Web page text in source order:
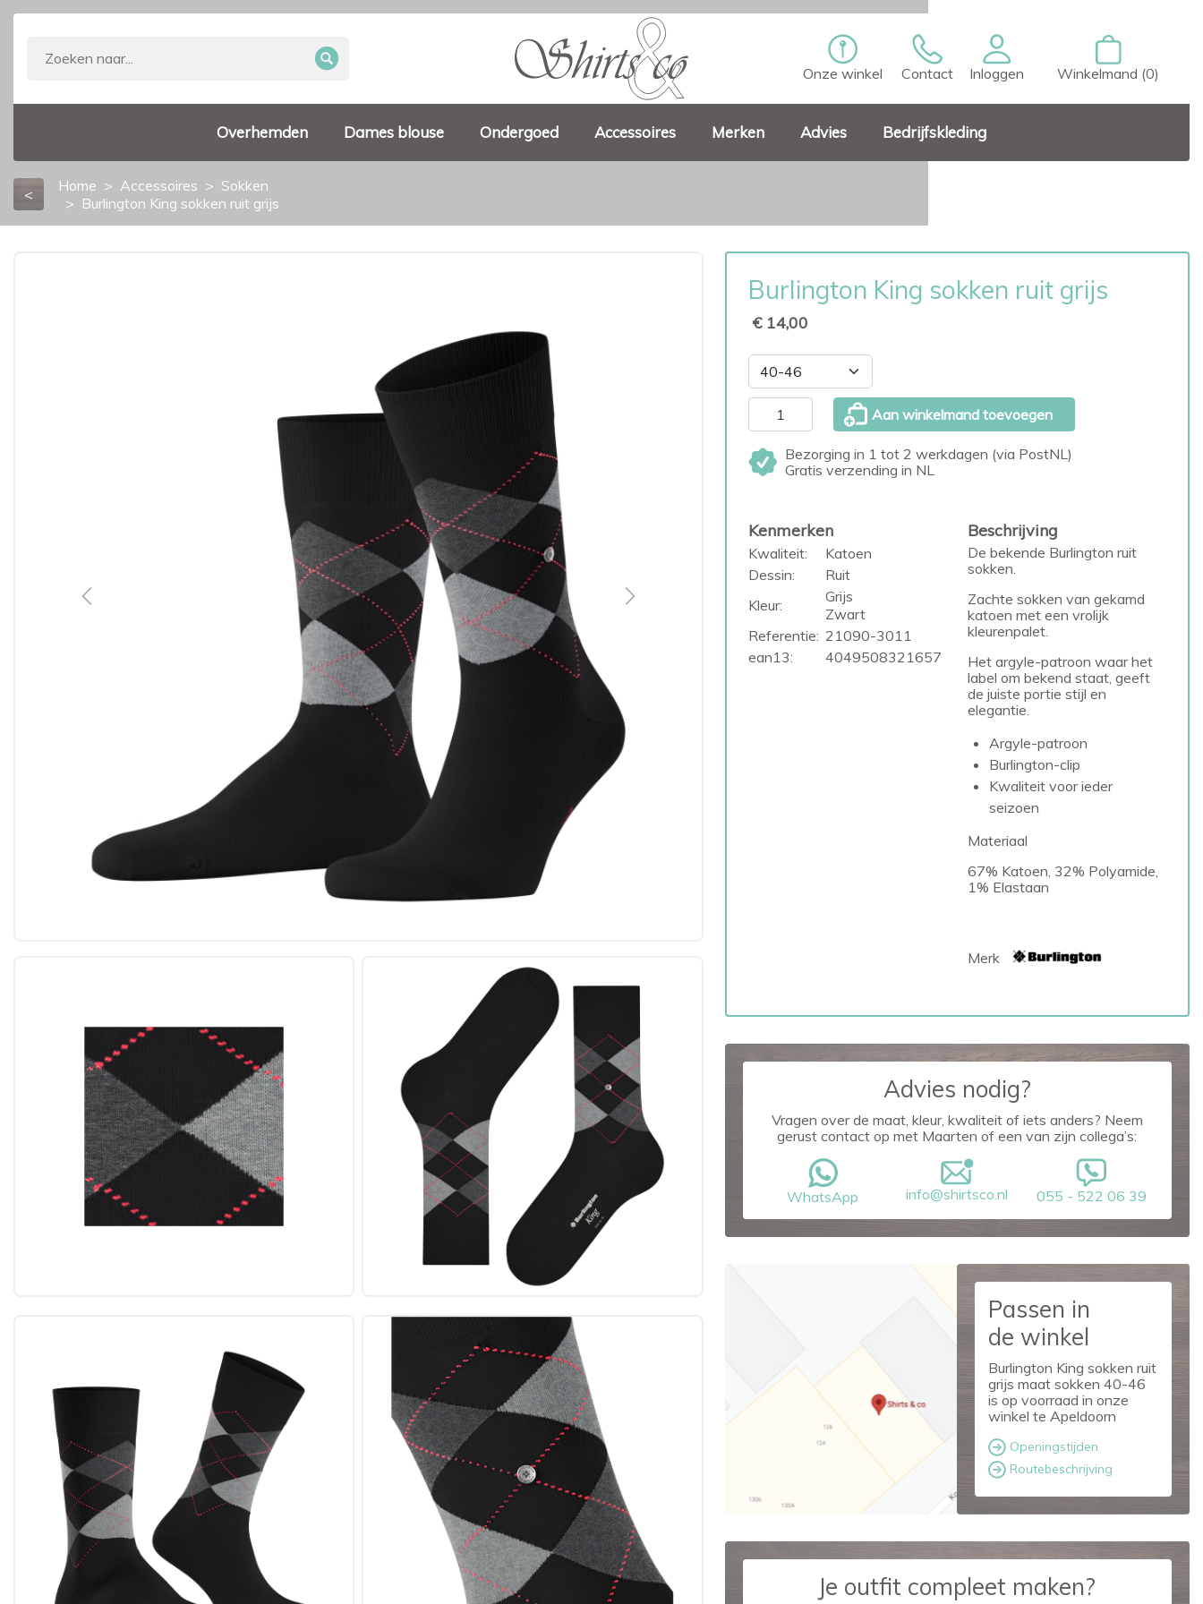
Onze winkel Contact Inloggen Winkelmand (0)
Overhemden Dames blouse Ondergoed Accessoires Merken Advies Bedrijfskleding
< Home Accessoires
Sokken
Burlington King sokken ruit grijs
Previous Next
Burlington King sokken ruit grijs
€ 14,00
Aan winkelmand toevoegen
Bezorging in 1 tot 2 werkdagen (via PostNL)
Gratis verzending in NL
Kenmerken
Kwaliteit:
Katoen
Dessin:
Ruit
Kleur:
Grijs
Zwart
Referentie: 21090-3011
ean13:
4049508321657
Beschrijving
De bekende Burlington ruit
sokken.
Zachte sokken van gekamd
katoen met een vrolijk
kleurenpalet.
Het argyle-patroon waar het
label om bekend staat, geeft
de juiste portie stijl en
elegantie.
Argyle-patroon
Burlington-clip
Kwaliteit voor ieder
seizoen
Materiaal
67% Katoen, 32% Polyamide,
1% Elastaan
Merk
Advies nodig?
Vragen over de maat, kleur, kwaliteit of iets anders? Neem
gerust contact op met Maarten of een van zijn collega’s:
WhatsApp info@shirtsco.nl 055 - 522 06 39
Passen in
de winkel
Burlington King sokken ruit
grijs maat sokken 40-46
is op voorraad in onze
winkel te Apeldoorn
Openingstijden
Routebeschrijving
Je outfit compleet maken?